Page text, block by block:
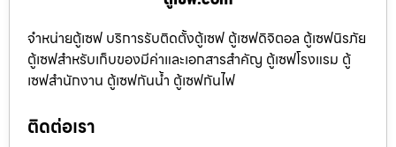
จำหน่ายตู้เซฟ บริการรับติดตั้งตู้เซฟ ตู้เซฟดิจิตอล ตู้เซฟนิรภัย
ตู้เซฟสำหรับเก็บของมีค่าและเอกสารสำคัญ ตู้เซฟโรงแรม ตู้
เซฟสำนักงาน ตู้เซฟกันน้ำ ตู้เซฟกันไฟ
ติดต่อเรา